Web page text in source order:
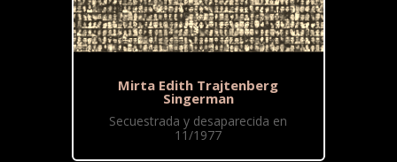
Mirta Edith Trajtenberg
Singerman
Secuestrada y desaparecida en
11/1977